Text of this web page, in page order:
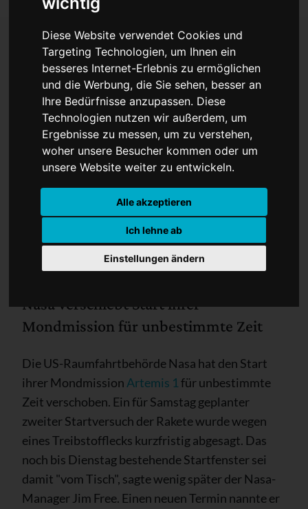
Diese Website verwendet Cookies und
Targeting Technologien, um Ihnen ein
besseres Internet-Erlebnis zu ermöglichen
und die Werbung, die Sie sehen, besser an
Ihre Bedürfnisse anzupassen. Diese
Technologien nutzen wir außerdem, um
Ergebnisse zu messen, um zu verstehen,
woher unsere Besucher kommen oder um
unsere Website weiter zu entwickeln.
Alle akzeptieren
Ich lehne ab
Einstellungen ändern
Pleiten, Pech und Pannen
Nasa verschiebt Start ihrer
Mondmission für unbestimmte Zeit
Die US-Raumfahrtbehörde Nasa hat den Start
ihrer Mondmission Artemis 1 für unbestimmte
Zeit verschoben. Ein für Samstag geplanter
zweiter Startversuch der Rakete wurde wegen
eines Treibstofflecks kurzfristig abgesagt. Das
noch bis Dienstag bestehende Startfenster sei
damit "vom Tisch", sagte wenig später der Nasa-
Manager Jim Free. Einen neuen Termin nannte er